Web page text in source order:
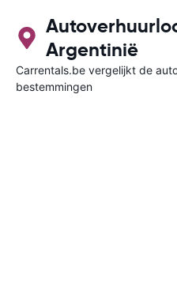
Argentinië
Carrentals.be vergelijkt de
bestemmingen